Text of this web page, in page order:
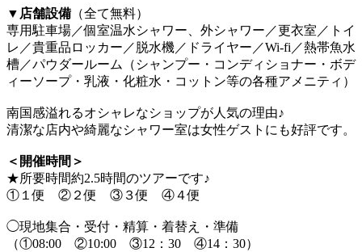
▼店舗設備 （全て無料）
専用駐車場／個室温水シャワー、外シャワー／更衣室／トイ
レ／貴重品ロッカー／脱水機／ドライヤー／Wi-fi／熱帯魚水
槽／パウダールーム（シャンプー・コンディショナー・ボデ
ィーソープ・乳液・化粧水・コットン等の各種アメニティ）
南国感溢れるオシャレなショップが人気の理由♪
清潔な店内や綺麗なシャワー室は女性ゲストにも好評です。
＜開催時間＞
★所要時間約2.5時間のツアーです♪
①１便 ②２便 ③３便 ④４便
◯現地集合・受付・精算・着替え・準備
（①08:00 ②10:00 ③12：30 ④14：30）